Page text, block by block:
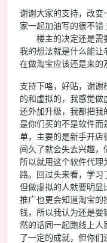
谢谢大家的支持，改变
家一起加油写的很不错
楼主的决定还是需
我的想法就是什么能让
在做淘宝应该还是来的
支持下咯，好贴，谢
的和虚拟的，我感觉
还外加升级，我都把我
是你们买的不是软件而
单，主要的是新手开店
间久了就会失去兴趣，
所以就用这个软件代理
路。回过头来看，学习
但做虚拟的人就要明显
推广也更会知道淘宝的
钱，所以我认为还是要
然的话同一起跑线上人
了一定的成就，但你